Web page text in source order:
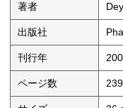
著者
出版社
刊行年
ページ数